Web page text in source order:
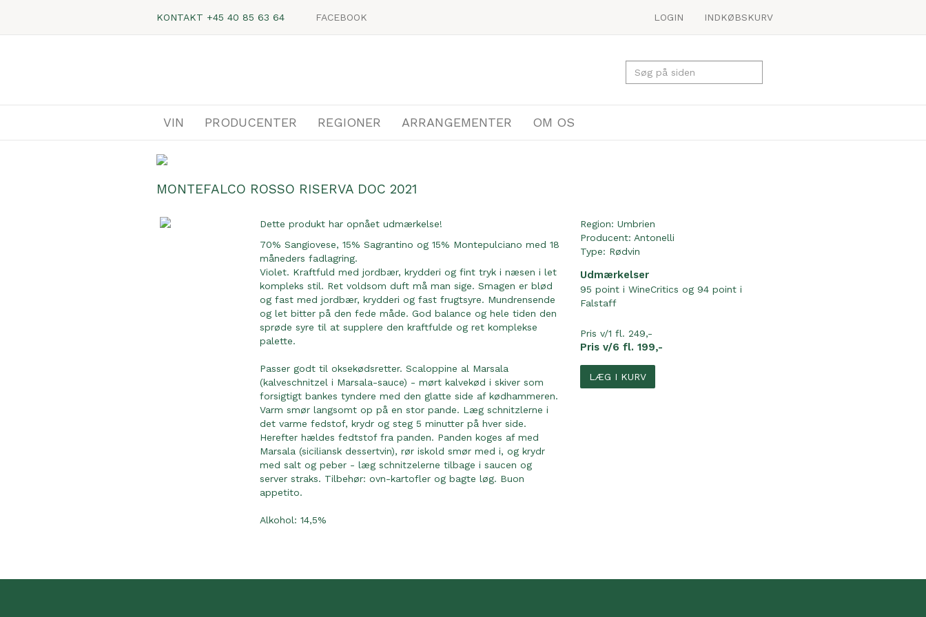
KONTAKT +45 40 85 63 64 FACEBOOK LOGIN INDKØBSKURV
VIN PRODUCENTER REGIONER ARRANGEMENTER OM OS
MONTEFALCO ROSSO RISERVA DOC 2021
Dette produkt har opnået udmærkelse!
70% Sangiovese, 15% Sagrantino og 15% Montepulciano med 18
måneders fadlagring.
Violet. Kraftfuld med jordbær, krydderi og fint tryk i næsen i let
kompleks stil. Ret voldsom duft må man sige. Smagen er blød
og fast med jordbær, krydderi og fast frugtsyre. Mundrensende
og let bitter på den fede måde. God balance og hele tiden den
sprøde syre til at supplere den kraftfulde og ret komplekse
palette.
Passer godt til oksekødsretter. Scaloppine al Marsala
(kalveschnitzel i Marsala-sauce) - mørt kalvekød i skiver som
forsigtigt bankes tyndere med den glatte side af kødhammeren.
Varm smør langsomt op på en stor pande. Læg schnitzlerne i
det varme fedstof, krydr og steg 5 minutter på hver side.
Herefter hældes fedtstof fra panden. Panden koges af med
Marsala (siciliansk dessertvin), rør iskold smør med i, og krydr
med salt og peber - læg schnitzelerne tilbage i saucen og
server straks. Tilbehør: ovn-kartofler og bagte løg. Buon
appetito.
Alkohol: 14,5%
Region: Umbrien
Producent: Antonelli
Type: Rødvin
Udmærkelser
95 point i WineCritics og 94 point i
Falstaff
Pris v/1 fl. 249,-
Pris v/6 fl. 199,-
LÆG I KURV